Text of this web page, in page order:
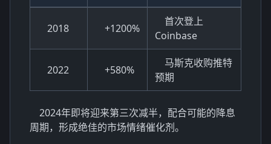
2018 +1200%
首次登上
Coinbase
2022 +580%
马斯克收购推特
预期
2024年即将迎来第三次减半，配合可能的降息
周期，形成绝佳的市场情绪催化剂。